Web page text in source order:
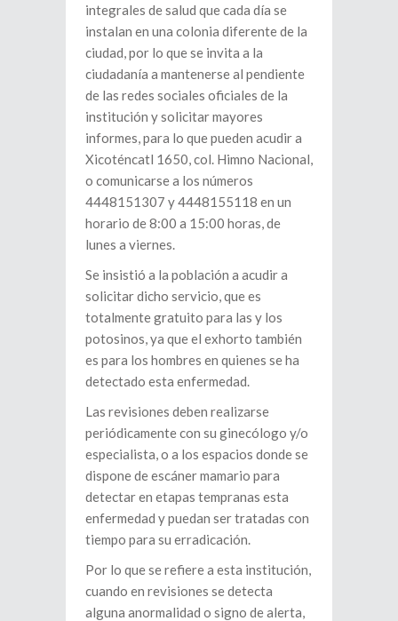
integrales de salud que cada día se
instalan en una colonia diferente de la
ciudad, por lo que se invita a la
ciudadanía a mantenerse al pendiente
de las redes sociales oficiales de la
institución y solicitar mayores
informes, para lo que pueden acudir a
Xicoténcatl 1650, col. Himno Nacional,
o comunicarse a los números
4448151307 y 4448155118 en un
horario de 8:00 a 15:00 horas, de
lunes a viernes.
Se insistió a la población a acudir a
solicitar dicho servicio, que es
totalmente gratuito para las y los
potosinos, ya que el exhorto también
es para los hombres en quienes se ha
detectado esta enfermedad.
Las revisiones deben realizarse
periódicamente con su ginecólogo y/o
especialista, o a los espacios donde se
dispone de escáner mamario para
detectar en etapas tempranas esta
enfermedad y puedan ser tratadas con
tiempo para su erradicación.
Por lo que se refiere a esta institución,
cuando en revisiones se detecta
alguna anormalidad o signo de alerta,